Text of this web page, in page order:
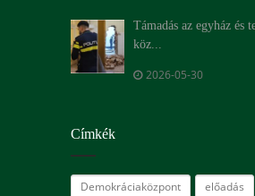
Támadás az egyház és
köz...
2026-05-30
Címkék
Demokráciaközpont előadás